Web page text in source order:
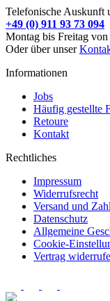
Telefonische Auskunft
+49 (0) 911 93 73 094
Montag bis Freitag
Oder über unser
Informationen
Jobs
Häufig gestellte
Retoure
Kontakt
Rechtliches
Impressum
Widerrufsrecht
Versand und
Datenschutz
Allgemeine
Cookie-
Vertrag